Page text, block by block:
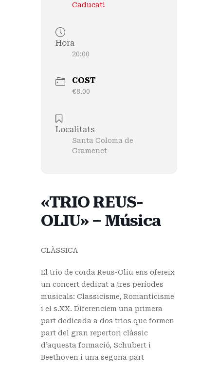
Caducat!
Hora
20:00
COST
€8.00
Localitats
Santa Coloma de
Gramenet
«TRIO REUS-
OLIU» – Música
CLÀSSICA
El trio de corda Reus-Oliu ens ofereix
un concert dedicat a tres períodes
musicals: Classicisme, Romanticisme
i el s.XX. Diferenciem una primera
part dedicada a dos trios que formen
part del gran repertori clàssic
d’aquesta formació, Schubert i
Beethoven i una segona part